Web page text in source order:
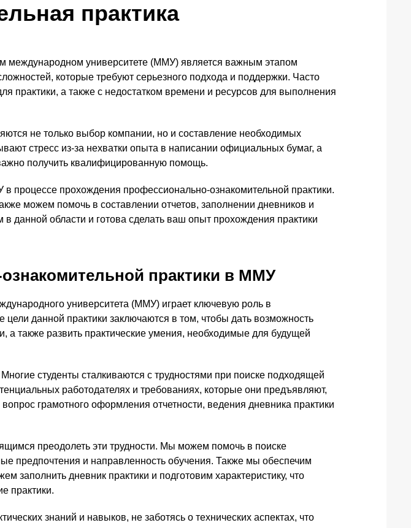
практика
международном университете (ММУ) является важным этапом
которые требуют серьезного подхода и поддержки. Часто
практики, а также с недостатком времени и ресурсов для выполнения
не только выбор компании, но и составление необходимых
стресс из-за нехватки опыта в написании официальных бумаг, а
получить квалифицированную помощь.
процессе прохождения профессионально-ознакомительной практики.
можем помочь в составлении отчетов, заполнении дневников и
данной области и готова сделать ваш опыт прохождения практики
практики в ММУ
университета (ММУ) играет ключевую роль в
данной практики заключаются в том, чтобы дать возможность
а также развить практические умения, необходимые для будущей
студенты сталкиваются с трудностями при поиске подходящей
работодателях и требованиях, которые они предъявляют,
грамотного оформления отчетности, ведения дневника практики
преодолеть эти трудности. Мы можем помочь в поиске
предпочтения и направленность обучения. Также мы обеспечим
заполнить дневник практики и подготовим характеристику, что
практики.
знаний и навыков, не заботясь о технических аспектах, что